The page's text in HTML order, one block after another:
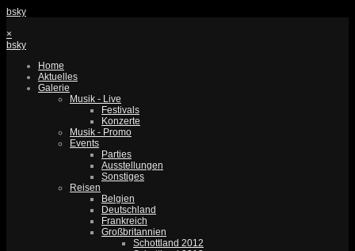
bsky
×
bsky
Home
Aktuelles
Galerie
Musik - Live
Festivals
Konzerte
Musik - Promo
Events
Parties
Ausstellungen
Sonstiges
Reisen
Belgien
Deutschland
Frankreich
Großbritannien
Schottland 2012